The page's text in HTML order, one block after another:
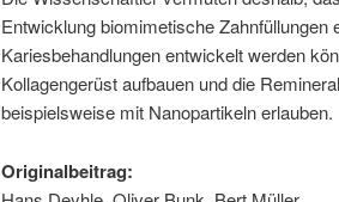
Entwicklung biomimetische
Kariesbehandlungen entwickelt werden
Kollagengerüst aufbauen und die
beispielsweise mit Nanopartikeln erlauben.
Originalbeitrag: